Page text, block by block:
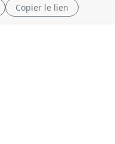
Copier le lien